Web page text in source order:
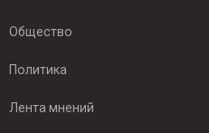
Общество
Политика
Лента мнений